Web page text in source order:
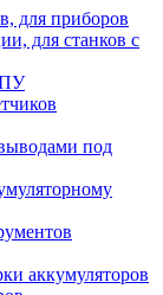
для приборов
для станков с
под
аккумуляторов